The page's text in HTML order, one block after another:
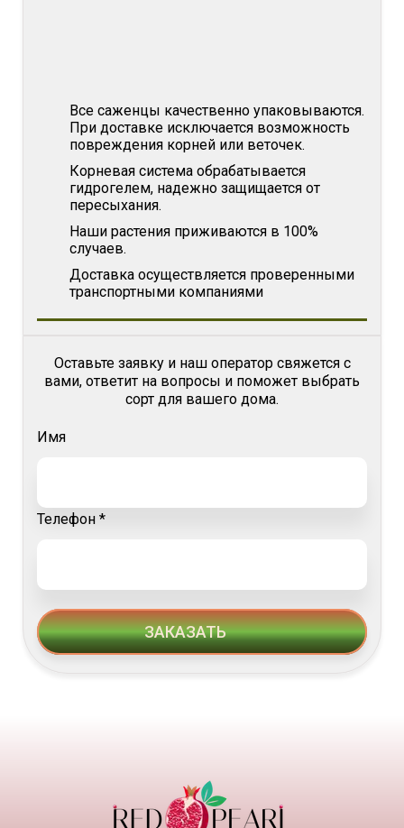
Все саженцы качественно упаковываются.
При доставке исключается возможность
повреждения корней или веточек.
Корневая система обрабатывается
гидрогелем, надежно защищается от
пересыхания.
Наши растения приживаются в 100%
случаев.
Доставка осуществляется проверенными
транспортными компаниями
Оставьте заявку и наш оператор свяжется с
вами, ответит на вопросы и поможет выбрать
сорт для вашего дома.
Имя
Телефон *
ЗАКАЗАТЬ